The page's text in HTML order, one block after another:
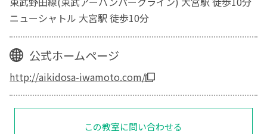
ニューシャトル 大宮駅 徒歩10分
公式ホームページ
http://aikidosa-iwamoto.com/
この教室に問い合わせる